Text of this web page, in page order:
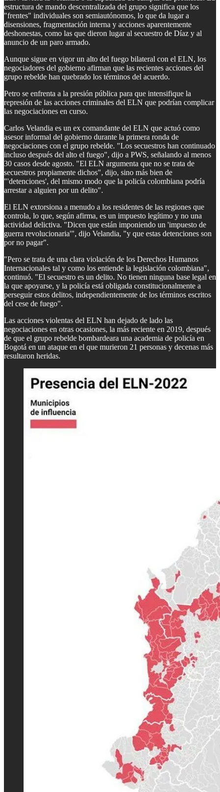
estructura de mando descentralizada del grupo significa que los
"frentes" individuales son semiautónomos, lo que da lugar a
disensiones, fragmentación interna y acciones aparentemente
deshonestas, como las que dieron lugar al secuestro de Díaz y al
anuncio de un paro armado.
Aunque sigue en vigor un alto del fuego bilateral con el ELN, los
negociadores del gobierno afirman que las recientes acciones del
grupo rebelde han quebrado los términos del acuerdo.
Petro se enfrenta a la presión pública para que intensifique la
represión de las acciones criminales del ELN que podrían complicar
las negociaciones en curso.
Carlos Velandia es un ex comandante del ELN que actuó como
asesor informal del gobierno durante la primera ronda de
negociaciones con el grupo rebelde. "Los secuestros han continuado
incluso después del alto el fuego", dijo a PWS, señalando al menos
30 casos desde agosto. "El ELN argumenta que no se trata de
secuestros propiamente dichos", dijo, sino más bien de
"'detenciones', del mismo modo que la policía colombiana podría
arrestar a alguien por un delito".
El ELN extorsiona a menudo a los residentes de las regiones que
controla, lo que, según afirma, es un impuesto legítimo y no una
actividad delictiva. "Dicen que están imponiendo un 'impuesto de
guerra revolucionaria'", dijo Velandia, "y que estas detenciones son
por no pagar".
"Pero se trata de una clara violación de los Derechos Humanos
Internacionales tal y como los entiende la legislación colombiana",
continuó. "El secuestro es un delito. No tienen ninguna base legal en
la que apoyarse, y la policía está obligada constitucionalmente a
perseguir estos delitos, independientemente de los términos escritos
del cese de fuego".
Las acciones violentas del ELN han dejado de lado las
negociaciones en otras ocasiones, la más reciente en 2019, después
de que el grupo rebelde bombardeara una academia de policía en
Bogotá en un ataque en el que murieron 21 personas y decenas más
resultaron heridas.